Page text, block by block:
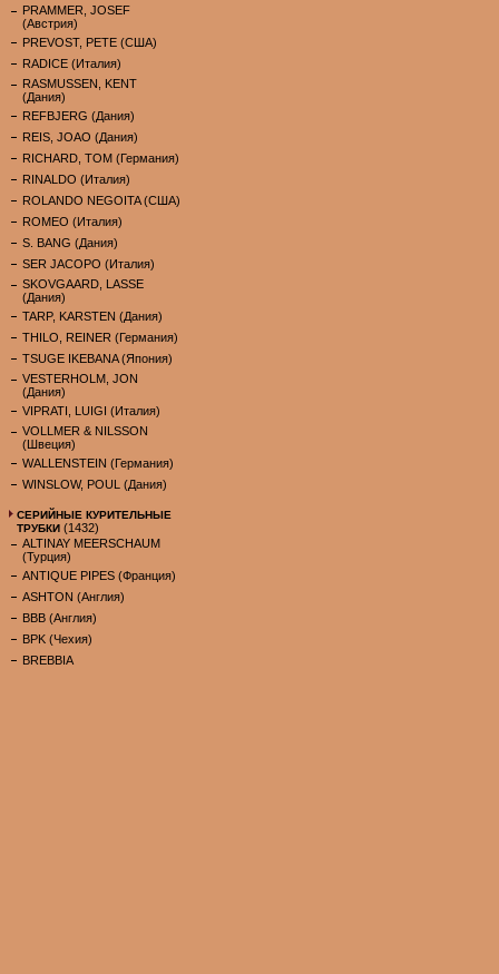
PRAMMER, JOSEF
(Австрия)
PREVOST, PETE (США)
RADICE (Италия)
RASMUSSEN, KENT
(Дания)
REFBJERG (Дания)
REIS, JOAO (Дания)
RICHARD, TOM (Германия)
RINALDO (Италия)
ROLANDO NEGOITA (США)
ROMEO (Италия)
S. BANG (Дания)
SER JACOPO (Италия)
SKOVGAARD, LASSE
(Дания)
TARP, KARSTEN (Дания)
THILO, REINER (Германия)
TSUGE IKEBANA (Япония)
VESTERHOLM, JON
(Дания)
VIPRATI, LUIGI (Италия)
VOLLMER & NILSSON
(Швеция)
WALLENSTEIN (Германия)
WINSLOW, POUL (Дания)
СЕРИЙНЫЕ КУРИТЕЛЬНЫЕ
ТРУБКИ (1432)
ALTINAY MEERSCHAUM
(Турция)
ANTIQUE PIPES (Франция)
ASHTON (Англия)
BBB (Англия)
BPK (Чехия)
BREBBIA